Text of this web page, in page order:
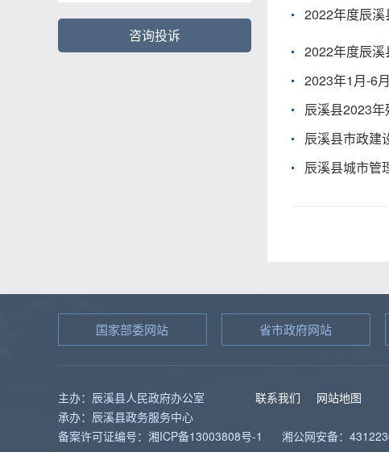
咨询投诉
2022年度辰
2022年度辰
2023年1月-6
辰溪县2023
辰溪县市政建
辰溪县城市管
国家部委网站 省市政府网站
主办：辰溪县人民政府办公室
承办：辰溪县政务服务中心
备案许可证编号：湘ICP备13003808号-1
湘公网安备：
联系我们 网站地图